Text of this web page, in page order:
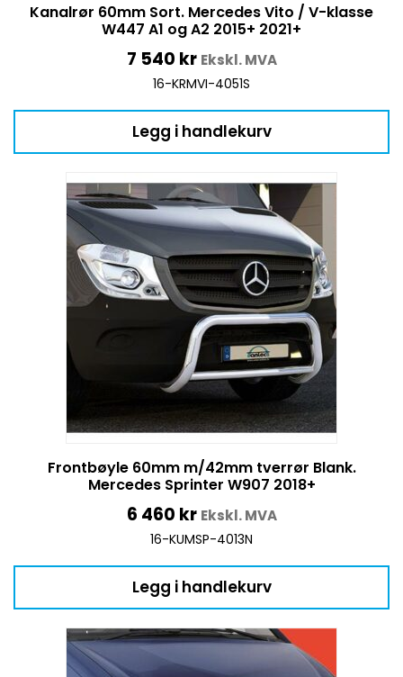
Kanalrør 60mm Sort. Mercedes Vito / V-klasse
W447 A1 og A2 2015+ 2021+
7 540 kr Ekskl. MVA
16-KRMVI-4051S
Legg i handlekurv
Frontbøyle 60mm m/42mm tverrør Blank.
Mercedes Sprinter W907 2018+
6 460 kr Ekskl. MVA
16-KUMSP-4013N
Legg i handlekurv